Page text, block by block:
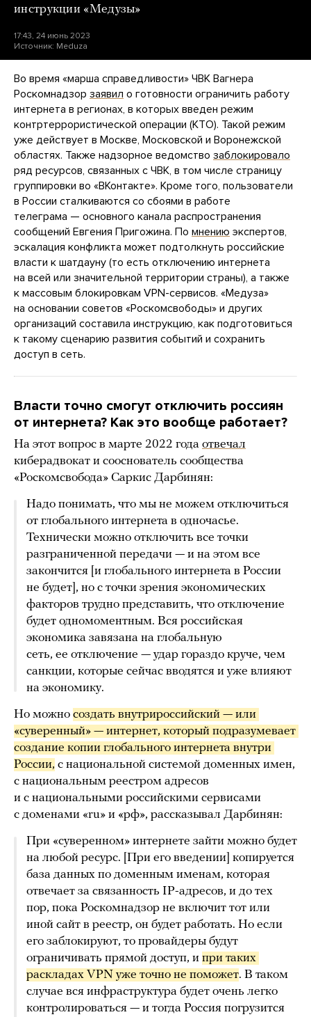
инструкции «Медузы»
17:43, 24 июнь 2023
Источник: Meduza
Во время «марша справедливости» ЧВК Вагнера
Роскомнадзор заявил о готовности ограничить работу
интернета в регионах, в которых введен режим
контртеррористической операции (КТО). Такой режим
уже действует в Москве, Московской и Воронежской
областях. Также надзорное ведомство заблокировало
ряд ресурсов, связанных с ЧВК, в том числе страницу
группировки во «ВКонтакте». Кроме того, пользователи
в России сталкиваются со сбоями в работе
телеграма — основного канала распространения
сообщений Евгения Пригожина. По мнению экспертов,
эскалация конфликта может подтолкнуть российские
власти к шатдауну (то есть отключению интернета
на всей или значительной территории страны), а также
к массовым блокировкам VPN-сервисов. «Медуза»
на основании советов «Роскомсвободы» и других
организаций составила инструкцию, как подготовиться
к такому сценарию развития событий и сохранить
доступ в сеть.
Власти точно смогут отключить россиян
от интернета? Как это вообще работает?
На этот вопрос в марте 2022 года отвечал
киберадвокат и сооснователь сообщества
«Роскомсвобода» Саркис Дарбинян:
Надо понимать, что мы не можем отключиться
от глобального интернета в одночасье.
Технически можно отключить все точки
разграниченной передачи — и на этом все
закончится [и глобального интернета в России
не будет], но с точки зрения экономических
факторов трудно представить, что отключение
будет одномоментным. Вся российская
экономика завязана на глобальную
сеть, ее отключение — удар гораздо круче, чем
санкции, которые сейчас вводятся и уже влияют
на экономику.
Но можно создать внутрироссийский — или
«суверенный» — интернет, который подразумевает
создание копии глобального интернета внутри
России, с национальной системой доменных имен,
с национальным реестром адресов
и с национальными российскими сервисами
с доменами «ru» и «рф», рассказывал Дарбинян:
При «суверенном» интернете зайти можно будет
на любой ресурс. [При его введении] копируется
база данных по доменным именам, которая
отвечает за связанность IP-адресов, и до тех
пор, пока Роскомнадзор не включит тот или
иной сайт в реестр, он будет работать. Но если
его заблокируют, то провайдеры будут
ограничивать прямой доступ, и при таких
раскладах VPN уже точно не поможет. В таком
случае вся инфраструктура будет очень легко
контролироваться — и тогда Россия погрузится